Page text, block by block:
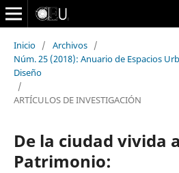
Inicio / Archivos /
Núm. 25 (2018): Anuario de Espacios
Diseño
/
ARTÍCULOS DE INVESTIGACIÓN
De la ciudad vivida
Patrimonio: